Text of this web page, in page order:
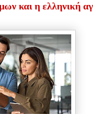
και η ελληνική